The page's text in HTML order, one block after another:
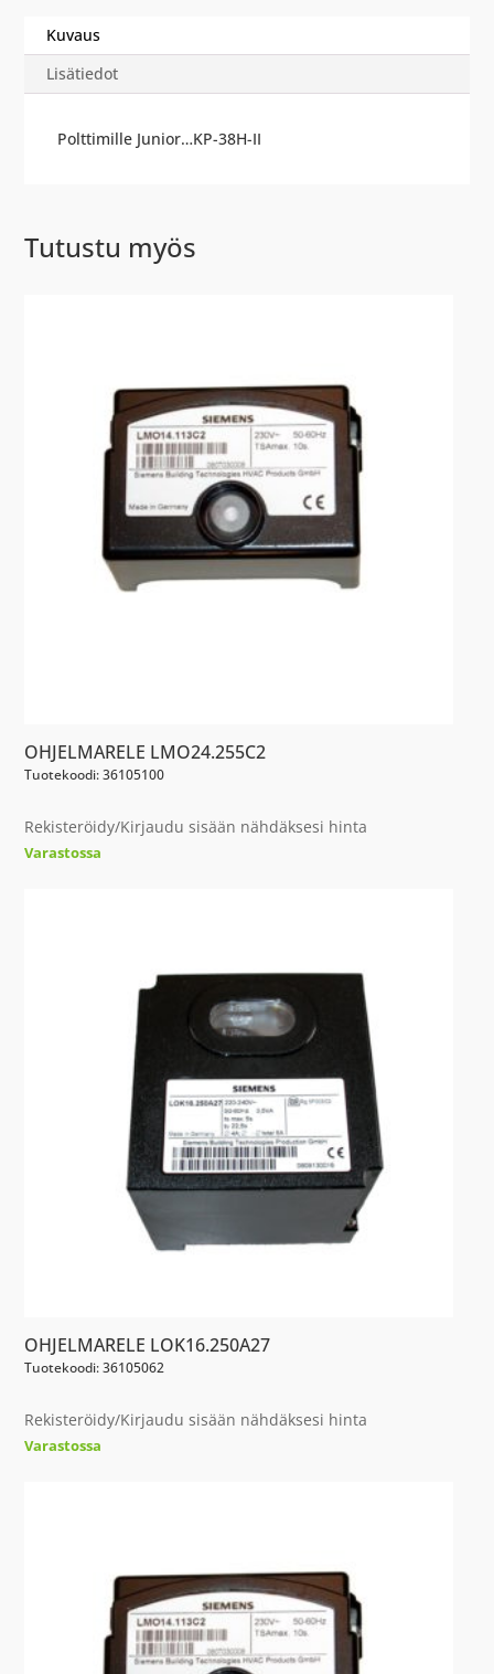
Kuvaus
Lisätiedot
Polttimille Junior…KP-38H-II
Tutustu myös
OHJELMARELE LMO24.255C2
Tuotekoodi: 36105100
Rekisteröidy/Kirjaudu sisään nähdäksesi hinta
Varastossa
OHJELMARELE LOK16.250A27
Tuotekoodi: 36105062
Rekisteröidy/Kirjaudu sisään nähdäksesi hinta
Varastossa